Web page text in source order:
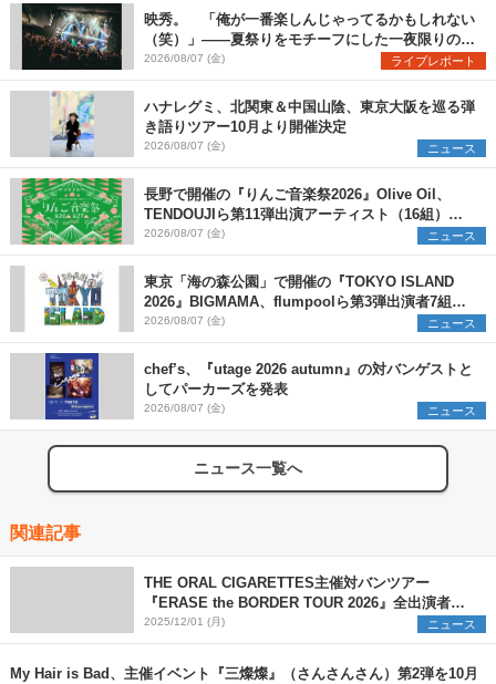
映秀。 「俺が一番楽しんじゃってるかもしれない
（笑）」――夏祭りをモチーフにした一夜限りのス
ペシャルライブ『色祭』レポート
2026/08/07 (金) ライブレポート
ハナレグミ、北関東＆中国山陰、東京大阪を巡る弾
き語りツアー10月より開催決定
2026/08/07 (金) ニュース
長野で開催の『りんご音楽祭2026』Olive Oil、
TENDOUJIら第11弾出演アーティスト（16組）を
発表
2026/08/07 (金) ニュース
東京「海の森公園」で開催の『TOKYO ISLAND
2026』BIGMAMA、flumpoolら第3弾出演者7組を
発表 ワークショップ・アート出展者を募集
2026/08/07 (金) ニュース
chef’s、『utage 2026 autumn』の対バンゲストと
してパーカーズを発表
2026/08/07 (金) ニュース
ニュース一覧へ
関連記事
THE ORAL CIGARETTES主催対バンツアー
『ERASE the BORDER TOUR 2026』全出演者を
解禁 TK from 凛として時雨ら3組の参加を新たに発
表
2025/12/01 (月) ニュース
My Hair is Bad、主催イベント『三燦燦』（さんさんさん）第2弾を10月